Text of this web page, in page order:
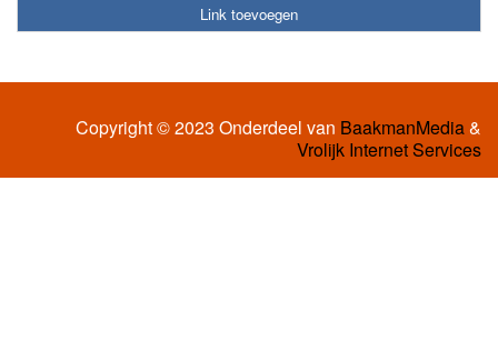
Link toevoegen
Copyright © 2023 Onderdeel van BaakmanMedia&
Vrolijk Internet Services